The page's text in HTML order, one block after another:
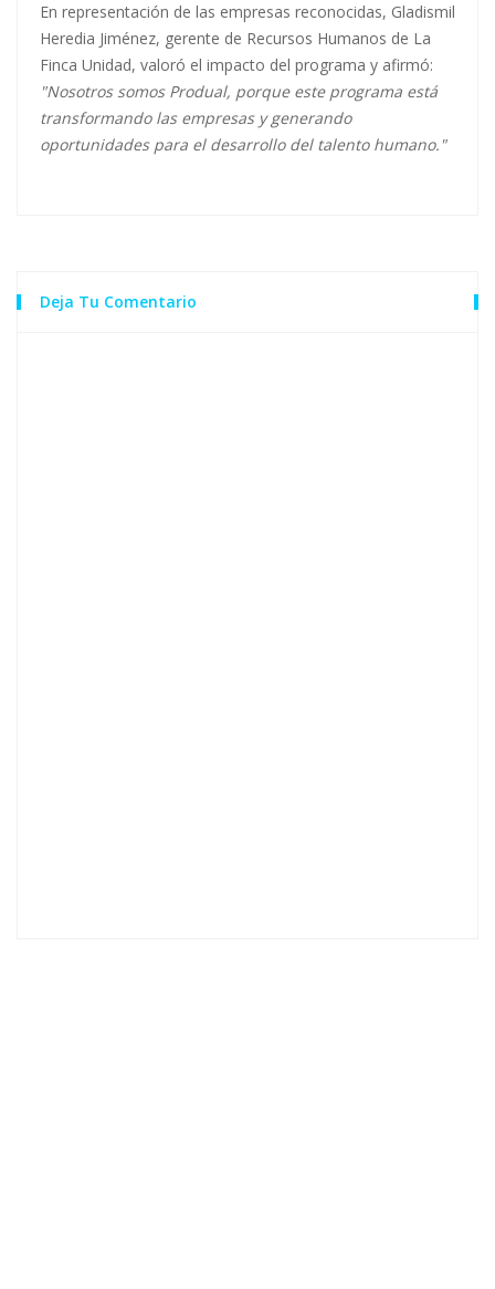
En representación de las empresas reconocidas, Gladismil
Heredia Jiménez, gerente de Recursos Humanos de La
Finca Unidad, valoró el impacto del programa y afirmó:
"Nosotros somos Produal, porque este programa está
transformando las empresas y generando
oportunidades para el desarrollo del talento humano."
Deja Tu Comentario